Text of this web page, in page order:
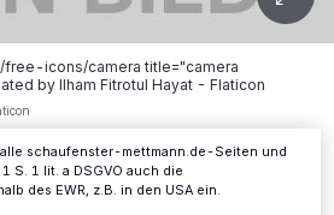
icons/camera title="camera
by Ilham Fitrotul Hayat - Flaticon
sind, sind manche Inhalte und
nicht mehr so relevant für Sie. Sie können
aufrufen, um Ihre Einstellungen zu
zu widerrufen, indem Sie auf den Link
am unteren Rand der Webseite klicken.
unserer Datenschutzerklärung.
alle schaufenster-mettmann.de-Seiten und
S. 1 lit. a DSGVO auch die
des EWR, z.B. in den USA ein.